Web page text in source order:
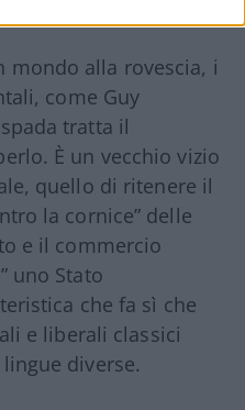
mondo alla rovescia, i
come Guy
tratta il
È un vecchio vizio
quello di ritenere il
la cornice” delle
e il commercio
uno Stato
che fa sì che
e liberali classici
diverse.